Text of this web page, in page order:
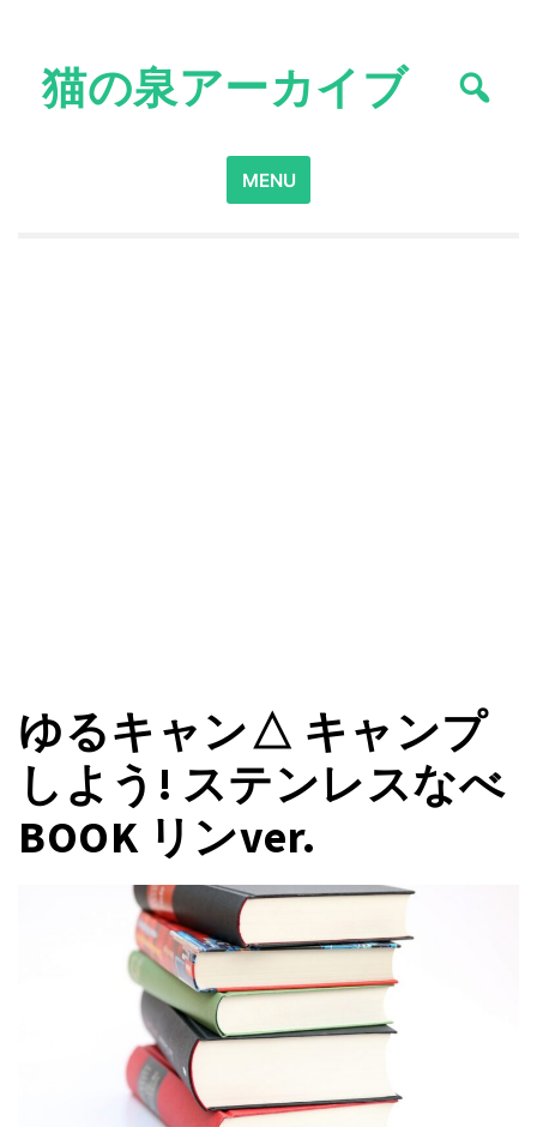
content猫の泉アーカイブ
Search
for:
MENU
ゆるキャン△ キャンプ
しよう! ステンレスなべ
BOOK リンver.